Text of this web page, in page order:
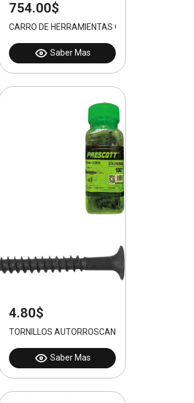
RUEDAS
754.00$
CARRO DE HERRAMIENTAS CON RUEDAS
Saber Mas
4.80$
TORNILLOS AUTORROSCANTES PHILLIPS
Saber Mas